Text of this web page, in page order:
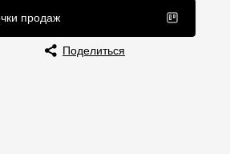
продаж
Поделиться